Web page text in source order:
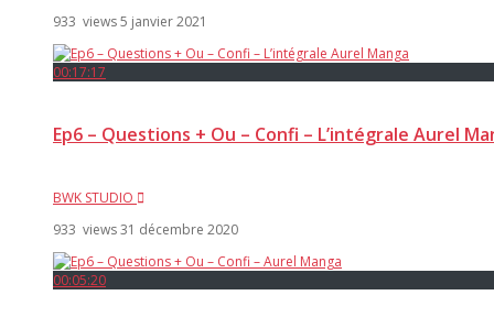
933 views5 janvier 2021
00:17:17
Ep6 – Questions + Ou – Confi – L’intégrale Aurel
BWK STUDIO
933 views31 décembre 2020
00:05:20